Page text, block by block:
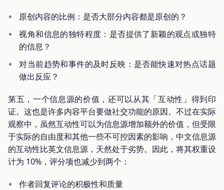
原创内容的比例：是否大部分内容都是原创的？
视角和信息的独特程度：是否提供了新颖的观点或独特
的信息？
对当前趋势和事件的及时反映：是否能快速对热点话题
做出反应？
第五，一个信息源的价值，还可以从其「互动性」得到印
证。这也是许多内容平台要做社交功能的原因。不过在实际
观察中，虽然互动性可以为信息源增加额外的价值，但受限
于实际的自由度和其他一些不可控因素的影响，中文信息源
的互动性比英文信息源，天然处于劣势。因此，将其权重设
计为 10%，评分项也减少到两个：
作者回复评论的积极性和质量